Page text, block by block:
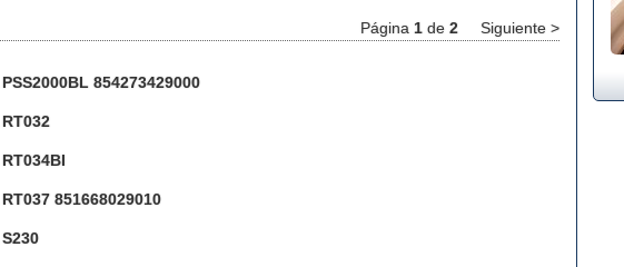
Página 1 de 2 Siguiente >
PSS2000BL 854273429000
RT032
RT034BI
RT037 851668029010
S230